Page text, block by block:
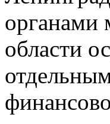
органами
области